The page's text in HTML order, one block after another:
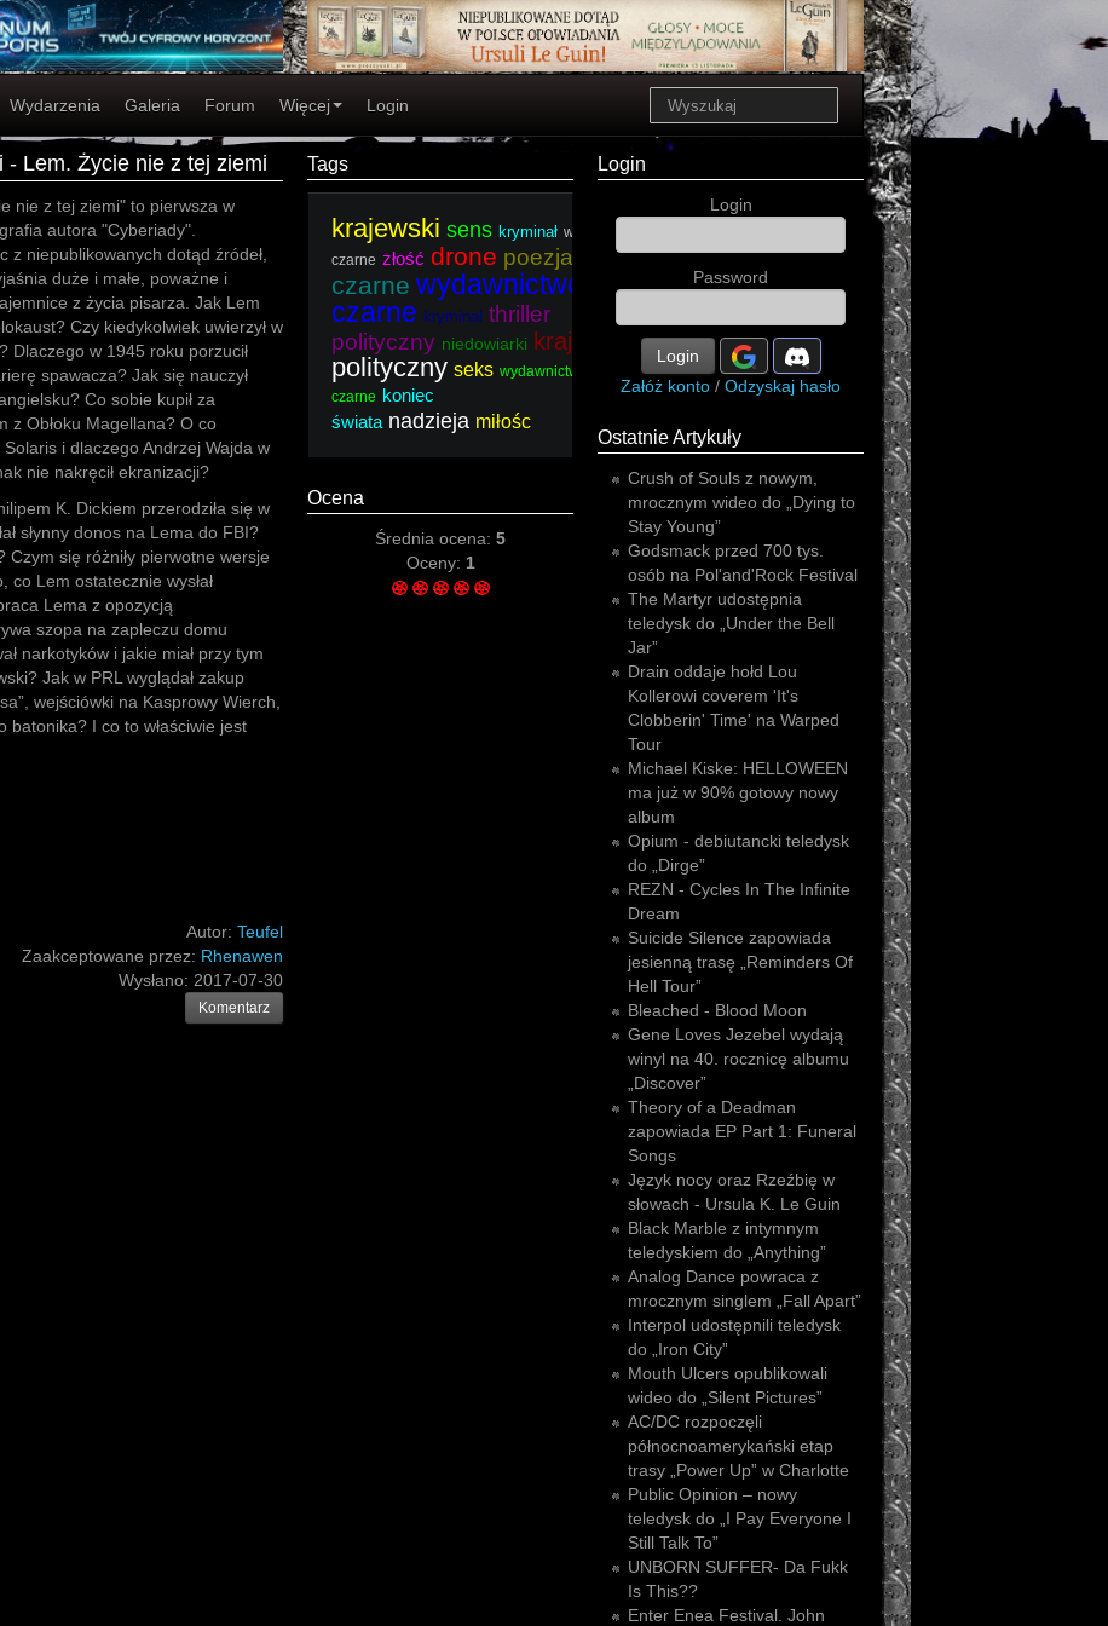
Wydarzenia Galeria Forum Więcej Login
- Lem. Życie nie z tej ziemi
nie z tej ziemi" to pierwsza w
autora "Cyberiady".
z niepublikowanych dotąd źródeł,
duże i małe, poważne i
z życia pisarza. Jak Lem
Czy kiedykolwiek uwierzył w
Dlaczego w 1945 roku porzucił
spawacza? Jak się nauczył
Co sobie kupił za
z Obłoku Magellana? O co
Solaris i dlaczego Andrzej Wajda w
nie nakręcił ekranizacji?
K. Dickiem przerodziła się w
słynny donos na Lema do FBI?
Czym się różniły pierwotne wersje
co Lem ostatecznie wysłał
Lema z opozycją
szopa na zapleczu domu
narkotyków i jakie miał przy tym
Jak w PRL wyglądał zakup
wejściówki na Kasprowy Wierch,
I co to właściwie jest
Autor: Teufel
Zaakceptowane przez: Rhenawen
Wysłano: 2017-07-30
Komentarz
Tags
krajewski sens kryminał wydawnictwo
czarne złość drone poezja
wydawnictwo
czarne wydawnictwo
czarne kryminał thriller
polityczny niedowiarki krajewski miłość thriller
polityczny seks wydawnictwo
czarne koniec
świata nadzieja miłośc
Ocena
Średnia ocena: 5
Oceny: 1
Login
Login
Password
Login
Załóż konto / Odzyskaj hasło
Ostatnie Artykuły
Crush of Souls z nowym,
mrocznym wideo do „Dying to
Stay Young”
Godsmack przed 700 tys.
osób na Pol'and'Rock Festival
The Martyr udostępnia
teledysk do „Under the Bell
Jar”
Drain oddaje hołd Lou
Kollerowi coverem 'It's
Clobberin' Time' na Warped
Tour
Michael Kiske: HELLOWEEN
ma już w 90% gotowy nowy
album
Opium - debiutancki teledysk
do „Dirge”
REZN - Cycles In The Infinite
Dream
Suicide Silence zapowiada
jesienną trasę „Reminders Of
Hell Tour”
Bleached - Blood Moon
Gene Loves Jezebel wydają
winyl na 40. rocznicę albumu
„Discover”
Theory of a Deadman
zapowiada EP Part 1: Funeral
Songs
Język nocy oraz Rzeźbię w
słowach - Ursula K. Le Guin
Black Marble z intymnym
teledyskiem do „Anything”
Analog Dance powraca z
mrocznym singlem „Fall Apart”
Interpol udostępnili teledysk
do „Iron City”
Mouth Ulcers opublikowali
wideo do „Silent Pictures”
AC/DC rozpoczęli
północnoamerykański etap
trasy „Power Up” w Charlotte
Public Opinion – nowy
teledysk do „I Pay Everyone I
Still Talk To”
UNBORN SUFFER- Da Fukk
Is This??
Enter Enea Festival. John